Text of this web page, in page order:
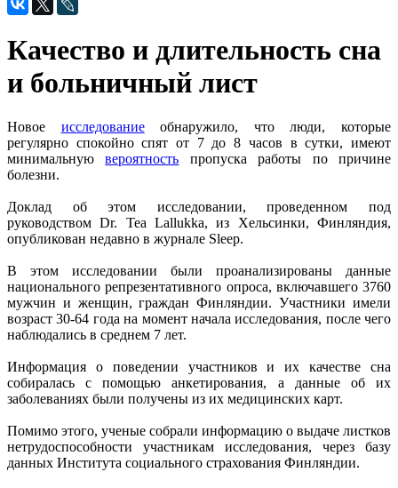
Качество и длительность сна
и больничный лист
Новое исследованиеобнаружило, что люди, которые
регулярно спокойно спят от 7 до 8 часов в сутки, имеют
минимальнуювероятность пропуска работы по причине
болезни.
Доклад об этом исследовании, проведенном под
руководством Dr. Tea Lallukka, из Хельсинки, Финляндия,
опубликован недавно в журнале Sleep.
В этом исследовании были проанализированы данные
национального репрезентативного опроса, включавшего 3760
мужчин и женщин, граждан Финляндии. Участники имели
возраст 30-64 года на момент начала исследования, после чего
наблюдались в среднем 7 лет.
Информация о поведении участников и их качестве сна
собиралась с помощью анкетирования, а данные об их
заболеваниях были получены из их медицинских карт.
Помимо этого, ученые собрали информацию о выдаче листков
нетрудоспособности участникам исследования, через базу
данных Института социального страхования Финляндии.